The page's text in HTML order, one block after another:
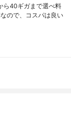
ら40ギガまで選べ料
ので、コスパは良い